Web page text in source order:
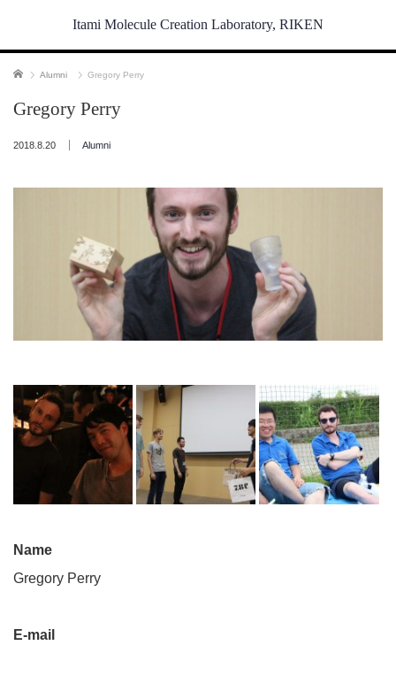
Itami Molecule Creation Laboratory, RIKEN
ホーム Alumni Gregory Perry
Gregory Perry
2018.8.20 Alumni
Name
Gregory Perry
E-mail